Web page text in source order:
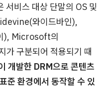
서비스 대상 단말의 OS 및
와이드바인),
), Microsoft의
구분되어 적용되기 때
개발한 DRM으로 콘텐츠
준 환경에서 동작할 수 있